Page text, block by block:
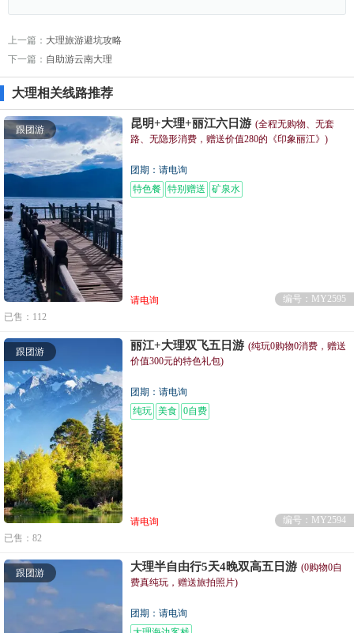
上一篇： 大理旅游避坑攻略
下一篇： 自助游云南大理
大理相关线路推荐
跟团游 昆明+大理+丽江六日游 (全程无购物、无套
路、无隐形消费，赠送价值280的《印象丽江》)
团期：请电询
特色餐 特别赠送 矿泉水
请电询
编号：MY2595
已售：112
跟团游 丽江+大理双飞五日游 (纯玩0购物0消费，赠送
价值300元的特色礼包)
团期：请电询
纯玩 美食 0自费
请电询
编号：MY2594
已售：82
跟团游 大理半自由行5天4晚双高五日游 (0购物0自
费真纯玩，赠送旅拍照片)
团期：请电询